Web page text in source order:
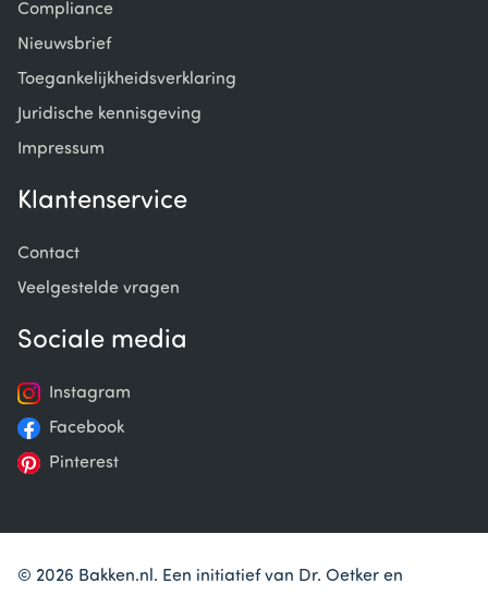
Compliance
Nieuwsbrief
Toegankelijkheidsverklaring
Juridische kennisgeving
Impressum
Klantenservice
Contact
Veelgestelde vragen
Sociale media
Instagram
Facebook
Pinterest
© 2026 Bakken.nl. Een initiatief van Dr. Oetker en